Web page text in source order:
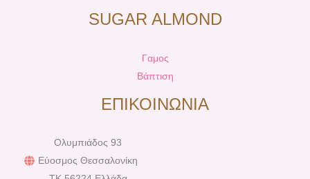
SUGAR ALMOND
Γαμος
Βάπτιση
ΕΠΙΚΟΙΝΩΝΙΑ
Ολυμπιάδος 93
Εύοσμος Θεσσαλονίκη